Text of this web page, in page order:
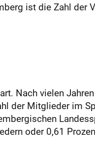
ist die Zahl der
Nach vielen
der Mitglieder im
oder 0,61